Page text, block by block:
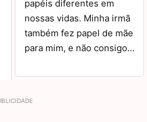
papéis diferentes em
nossas vidas. Minha irmã
também fez papel de mãe
para mim, e não consigo…